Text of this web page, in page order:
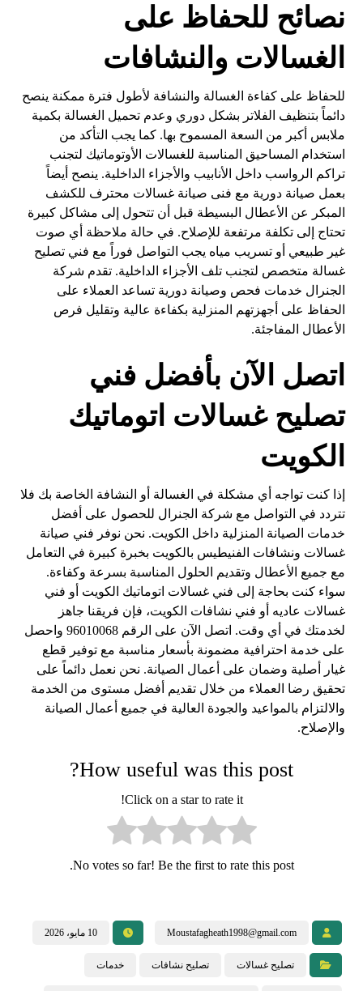
نصائح للحفاظ على
الغسالات والنشافات
للحفاظ على كفاءة الغسالة والنشافة لأطول فترة ممكنة ينصح
دائماً بتنظيف الفلاتر بشكل دوري وعدم تحميل الغسالة بكمية
ملابس أكبر من السعة المسموح بها. كما يجب التأكد من
استخدام المساحيق المناسبة للغسالات الأوتوماتيك لتجنب
تراكم الرواسب داخل الأنابيب والأجزاء الداخلية. ينصح أيضاً
بعمل صيانة دورية مع فنى صيانة غسالات محترف للكشف
المبكر عن الأعطال البسيطة قبل أن تتحول إلى مشاكل كبيرة
تحتاج إلى تكلفة مرتفعة للإصلاح. في حالة ملاحظة أي صوت
غير طبيعي أو تسريب مياه يجب التواصل فوراً مع فني تصليح
غسالة متخصص لتجنب تلف الأجزاء الداخلية. تقدم شركة
الجنرال خدمات فحص وصيانة دورية تساعد العملاء على
الحفاظ على أجهزتهم المنزلية بكفاءة عالية وتقليل فرص
الأعطال المفاجئة.
اتصل الآن بأفضل فني
تصليح غسالات اتوماتيك
الكويت
إذا كنت تواجه أي مشكلة في الغسالة أو النشافة الخاصة بك فلا
تتردد في التواصل مع شركة الجنرال للحصول على أفضل
خدمات الصيانة المنزلية داخل الكويت. نحن نوفر فني صيانة
غسالات ونشافات الفنيطيس بالكويت بخبرة كبيرة في التعامل
مع جميع الأعطال وتقديم الحلول المناسبة بسرعة وكفاءة.
سواء كنت بحاجة إلى فني غسالات اتوماتيك الكويت أو فني
غسالات عاديه أو فني نشافات الكويت، فإن فريقنا جاهز
لخدمتك في أي وقت. اتصل الآن على الرقم 96010068 واحصل
على خدمة احترافية مضمونة بأسعار مناسبة مع توفير قطع
غيار أصلية وضمان على أعمال الصيانة. نحن نعمل دائماً على
تحقيق رضا العملاء من خلال تقديم أفضل مستوى من الخدمة
والالتزام بالمواعيد والجودة العالية في جميع أعمال الصيانة
والإصلاح.
How useful was this post?
Click on a star to rate it!
No votes so far! Be the first to rate this post.
Moustafagheath1998@gmail.com 10 مايو، 2026
تصليح غسالات تصليح نشافات خدمات